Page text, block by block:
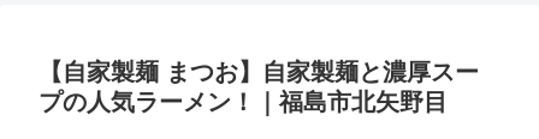
【自家製麺 まつお】自家製麺と濃厚スー
プの人気ラーメン！｜福島市北矢野目